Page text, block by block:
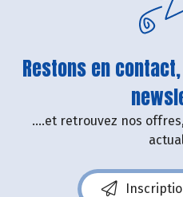
Restons en
....et retrouvez nos